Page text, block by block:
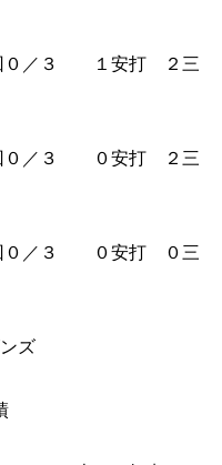
／３ １安打 ２三
０安打 ２三
０安打 ０三
ズ